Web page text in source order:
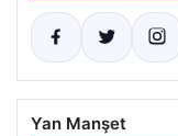
Yan Manşet